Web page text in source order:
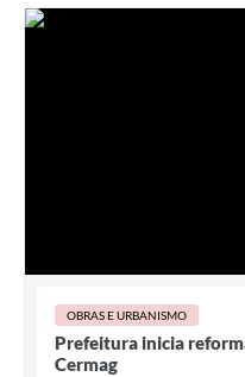
OBRAS E URBANISMO
Prefeitura inicia
Cermag